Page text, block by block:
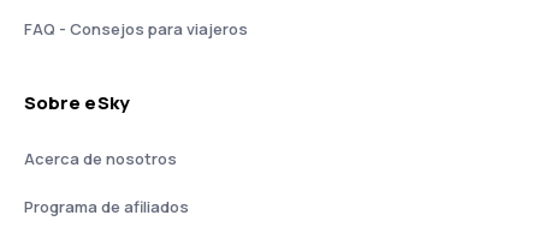
FAQ - Consejos para viajeros
Sobre eSky
Acerca de nosotros
Programa de afiliados